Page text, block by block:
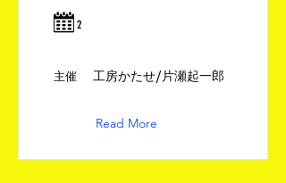
​2
​主催 工房かたせ/片瀬起一郎
Read More